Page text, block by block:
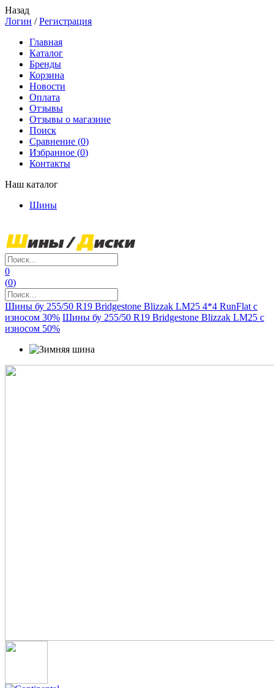
Назад
Логин /Регистрация
Главная
Каталог
Бренды
Корзина
Новости
Оплата
Отзывы
Отзывы о магазине
Поиск
Сравнение (0)
Избранное (0)
Контакты
Наш каталог
Шины
0
(0)
Шины бу 255/50 R19 Bridgestone Blizzak LM25 4*4 RunFlat с
износом 30% Шины бу 255/50 R19 Bridgestone Blizzak LM25 с
износом 50%